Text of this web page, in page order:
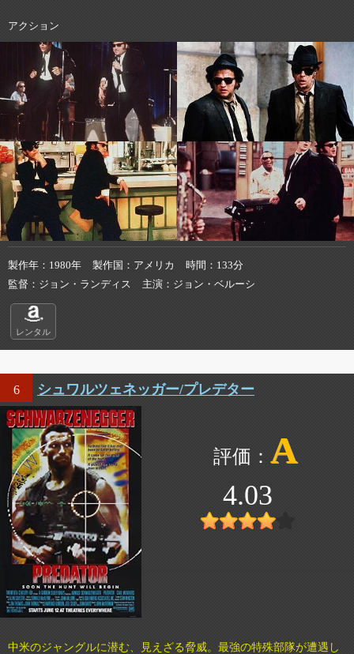
アクション
製作年 1980年 製作国 アメリカ 時間
133分
監督
ジョン・ランディス 主演 ジョン・ベルーシ
レンタル
6 シュワルツェネッガー/プレデター
A
4.03
中米のジャングルに潜む、見えざる脅威。最強の特殊部隊が遭遇し